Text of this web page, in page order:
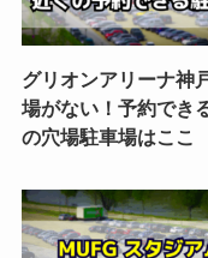
グリオンアリーナ神
場がない！予約でき
の穴場駐車場はここ